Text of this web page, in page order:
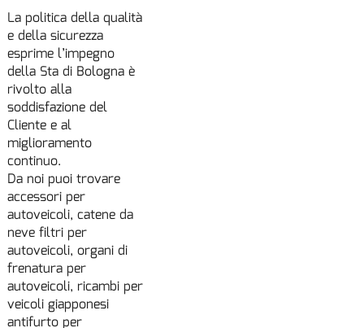
La politica della qualità
e della sicurezza
esprime l’impegno
della Sta di Bologna è
rivolto alla
soddisfazione del
Cliente e al
miglioramento
continuo.
Da noi puoi trovare
accessori per
autoveicoli, catene da
neve filtri per
autoveicoli, organi di
frenatura per
autoveicoli, ricambi per
veicoli giapponesi
antifurto per